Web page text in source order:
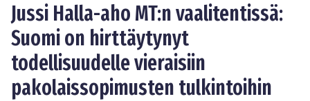
Jussi Halla-aho MT:n vaalitentissä:
Suomi on hirttäytynyt
todellisuudelle vieraisiin
pakolaissopimusten tulkintoihin